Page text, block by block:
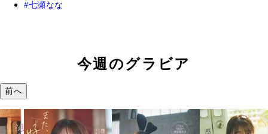
七瀬なな
今週のグラビア
前へ